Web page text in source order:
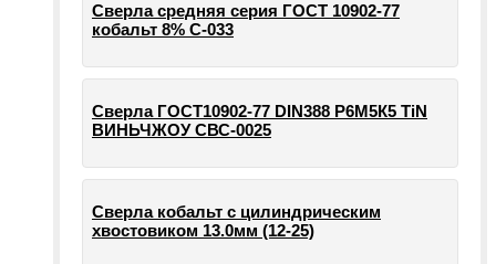
Сверла средняя серия ГОСТ 10902-77
кобальт 8% С-033
Сверла ГОСТ10902-77 DIN388 Р6М5К5 TiN
ВИНЬЧЖОУ СВС-0025
Сверла кобальт с цилиндрическим
хвостовиком 13.0мм (12-25)